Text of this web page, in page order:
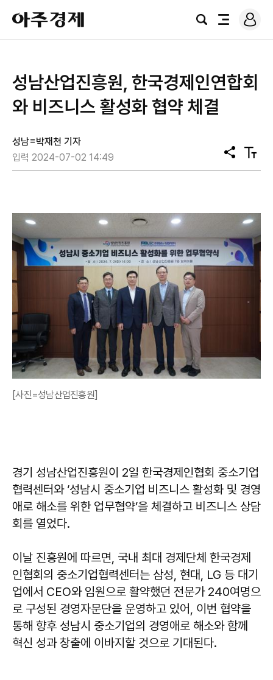
아
주
경
검
전
로
그
성남산업진흥원, 한국경제인연합회
와 비즈니스 활성화 협약 체결
성남=박재천 기자
입력 2024-07-02 14:49
공
유
텍
스
[사진=성남산업진흥원]
경기 성남산업진흥원이 2일 한국경제인협회 중소기업
협력센터와 ‘성남시 중소기업 비즈니스 활성화 및 경영
애로 해소를 위한 업무협약’을 체결하고 비즈니스 상담
회를 열었다.
이날 진흥원에 따르면, 국내 최대 경제단체 한국경제
인협회의 중소기업협력센터는 삼성, 현대, LG 등 대기
업에서 CEO와 임원으로 활약했던 전문가 240여명으
로 구성된 경영자문단을 운영하고 있어, 이번 협약을
통해 향후 성남시 중소기업의 경영애로 해소와 함께
혁신 성과 창출에 이바지할 것으로 기대된다.